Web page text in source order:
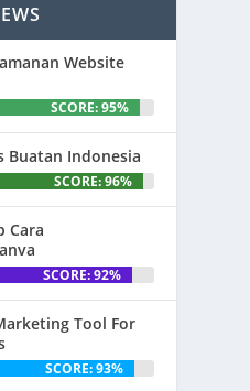
Website
SCORE: 95%
Buatan Indonesia
SCORE: 96%
Cara
SCORE: 92%
Tool For
SCORE: 93%